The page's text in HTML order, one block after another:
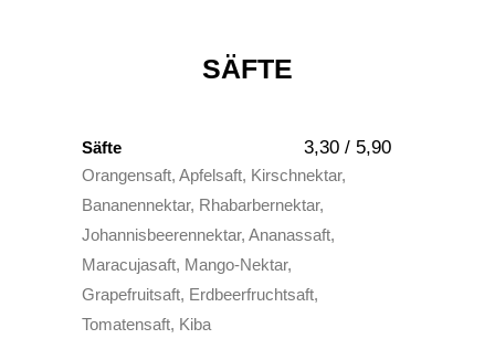
SÄFTE
Säfte 3,30 / 5,90
Orangensaft, Apfelsaft, Kirschnektar,
Bananennektar, Rhabarbernektar,
Johannisbeerennektar, Ananassaft,
Maracujasaft, Mango-Nektar,
Grapefruitsaft, Erdbeerfruchtsaft,
Tomatensaft, Kiba